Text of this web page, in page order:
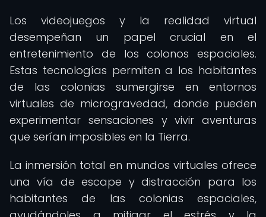
Los videojuegos y la realidad virtual
desempeñan un papel crucial en el
entretenimiento de los colonos espaciales.
Estas tecnologías permiten a los habitantes
de las colonias sumergirse en entornos
virtuales de microgravedad, donde pueden
experimentar sensaciones y vivir aventuras
que serían imposibles en la Tierra.
La inmersión total en mundos virtuales ofrece
una vía de escape y distracción para los
habitantes de las colonias espaciales,